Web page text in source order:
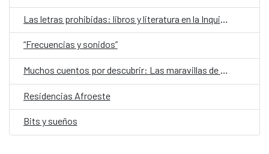
Las letras prohibidas: libros y literatura en la Inquisición centroamericana de los siglos XVII y XVIII
“Frecuencias y sonidos”
Muchos cuentos por descubrir: Las maravillas de nuestros pueblos nativos
Residencias Afroeste
Bits y sueños